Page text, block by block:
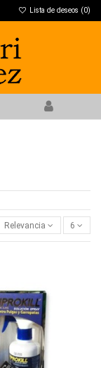
Lista de deseos (0)
Relevancia 6